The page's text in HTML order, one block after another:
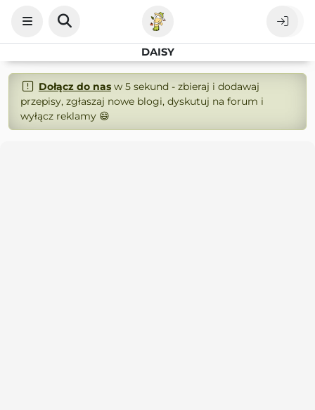
DAISY
Dołącz do nasw 5 sekund - zbieraj i dodawaj
przepisy, zgłaszaj nowe blogi, dyskutuj na forum i
wyłącz reklamy 😄